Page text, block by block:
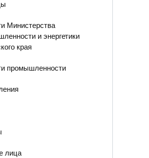
Министерства
и энергетики
края
промышленности
лица